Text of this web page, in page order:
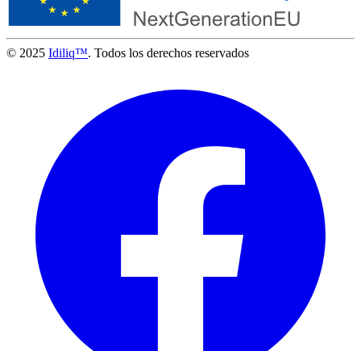
© 2025 Idiliq™. Todos los derechos reservados